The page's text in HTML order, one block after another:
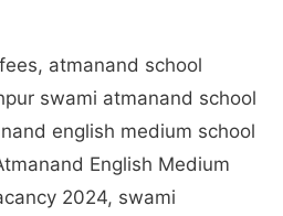
, atmanand school
swami atmanand school
english medium school
English Medium
2024, swami